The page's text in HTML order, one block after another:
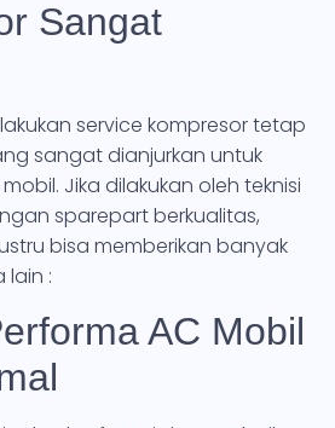
Sangat
service kompresor tetap
sangat dianjurkan untuk
Jika dilakukan oleh teknisi
sparepart berkualitas,
bisa memberikan banyak
lain :
AC Mobil